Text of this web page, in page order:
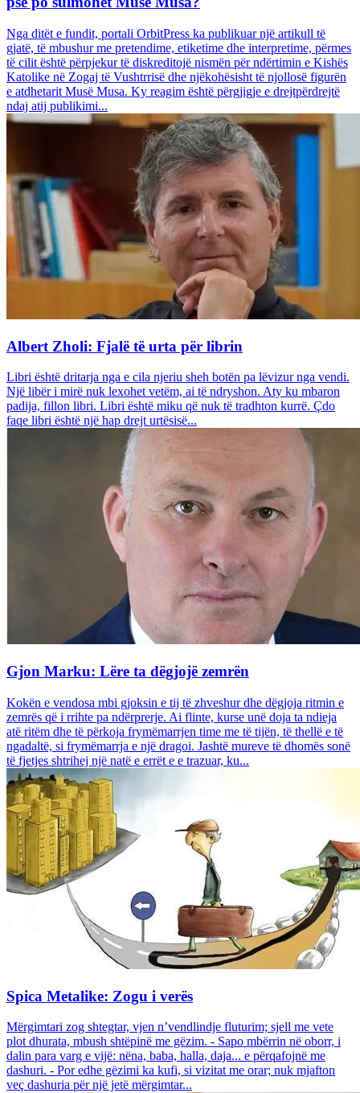
Nga ditët e fundit, portali OrbitPress ka publikuar një artikull të
gjatë, të mbushur me pretendime, etiketime dhe interpretime, përmes
të cilit është përpjekur të diskreditojë nismën për ndërtimin e Kishës
Katolike në Zogaj të Vushtrrisë dhe njëkohësisht të njollosë figurën
e atdhetarit Musë Musa. Ky reagim është përgjigje e drejtpërdrejtë
ndaj atij publikimi...
Albert Zholi: Fjalë të urta për librin
Libri është dritarja nga e cila njeriu sheh botën pa lëvizur nga vendi.
Një libër i mirë nuk lexohet vetëm, ai të ndryshon. Aty ku mbaron
padija, fillon libri. Libri është miku që nuk të tradhton kurrë. Çdo
faqe libri është një hap drejt urtësisë...
Gjon Marku: Lëre ta dëgjojë zemrën
Kokën e vendosa mbi gjoksin e tij të zhveshur dhe dëgjoja ritmin e
zemrës që i rrihte pa ndërprerje. Ai flinte, kurse unë doja ta ndieja
atë ritëm dhe të përkoja frymëmarrjen time me të tijën, të thellë e të
ngadaltë, si frymëmarrja e një dragoi. Jashtë mureve të dhomës sonë
të fjetjes shtrihej një natë e errët e e trazuar, ku...
Spica Metalike: Zogu i verës
Mërgimtari zog shtegtar, vjen n’vendlindje fluturim; sjell me vete
plot dhurata, mbush shtëpinë me gëzim. - Sapo mbërrin në oborr, i
dalin para varg e vijë: nëna, baba, halla, daja... e përqafojnë me
dashuri. - Por edhe gëzimi ka kufi, si vizitat me orar; nuk mjafton
veç dashuria për një jetë mërgimtar...